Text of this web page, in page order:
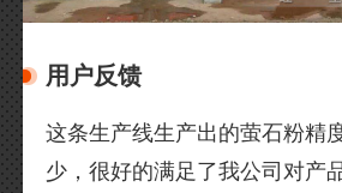
用户反馈
这条生产线生产出的萤石粉精
少，很好的满足了我公司对产